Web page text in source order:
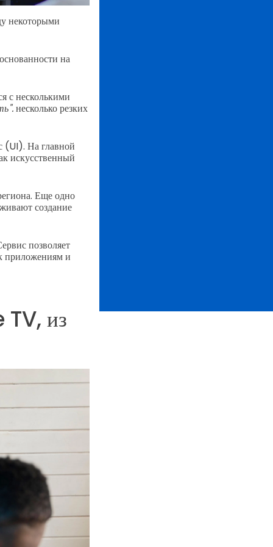
некоторыми
на
несколькими
несколько резких
(UI). На главной
искусственный
Еще одно
создание
позволяет
приложениям и
из